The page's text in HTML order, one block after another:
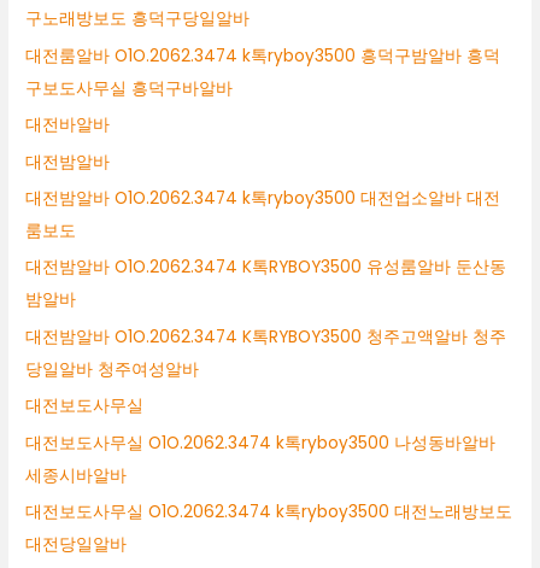
구노래방보도 흥덕구당일알바
대전룸알바 O1O.2062.3474 k톡ryboy3500 흥덕구밤알바 흥덕
구보도사무실 흥덕구바알바
대전바알바
대전밤알바
대전밤알바 O1O.2062.3474 k톡ryboy3500 대전업소알바 대전
룸보도
대전밤알바 O1O.2062.3474 K톡RYBOY3500 유성룸알바 둔산동
밤알바
대전밤알바 O1O.2062.3474 K톡RYBOY3500 청주고액알바 청주
당일알바 청주여성알바
대전보도사무실
대전보도사무실 O1O.2062.3474 k톡ryboy3500 나성동바알바
세종시바알바
대전보도사무실 O1O.2062.3474 k톡ryboy3500 대전노래방보도
대전당일알바